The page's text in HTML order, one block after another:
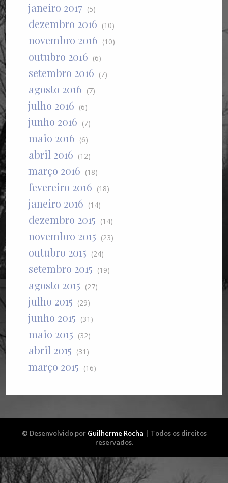
janeiro 2017 (5)
dezembro 2016 (10)
novembro 2016 (10)
outubro 2016 (6)
setembro 2016 (7)
agosto 2016 (7)
julho 2016 (6)
junho 2016 (7)
maio 2016 (6)
abril 2016 (12)
março 2016 (18)
fevereiro 2016 (18)
janeiro 2016 (14)
dezembro 2015 (14)
novembro 2015 (23)
outubro 2015 (24)
setembro 2015 (19)
agosto 2015 (27)
julho 2015 (29)
junho 2015 (31)
maio 2015 (32)
abril 2015 (31)
março 2015 (16)
© Desenvolvido por Guilherme Rocha | Todos os direitos
reservados.